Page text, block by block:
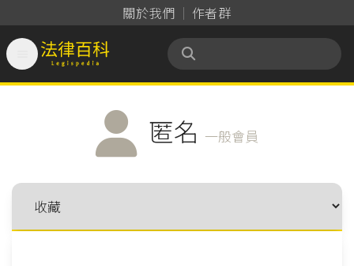
關於我們 作者群
法律百科 Legispedia
匿名 一般會員